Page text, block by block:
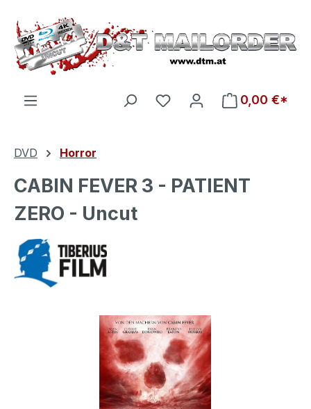
Zum Hauptinhalt springen
Du hast 0 Produkte auf
0,00 €*
DVD Horror
CABIN FEVER 3 - PATIENT
ZERO - Uncut
Bildergalerie überspringen